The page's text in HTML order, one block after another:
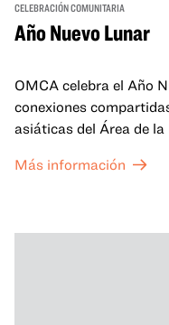
CELEBRACIÓN COMUNITARIA
Año Nuevo Lunar
OMCA celebra el Año
conexiones
asiáticas del Área de
celebran y honran las
un espacio para que
Más información